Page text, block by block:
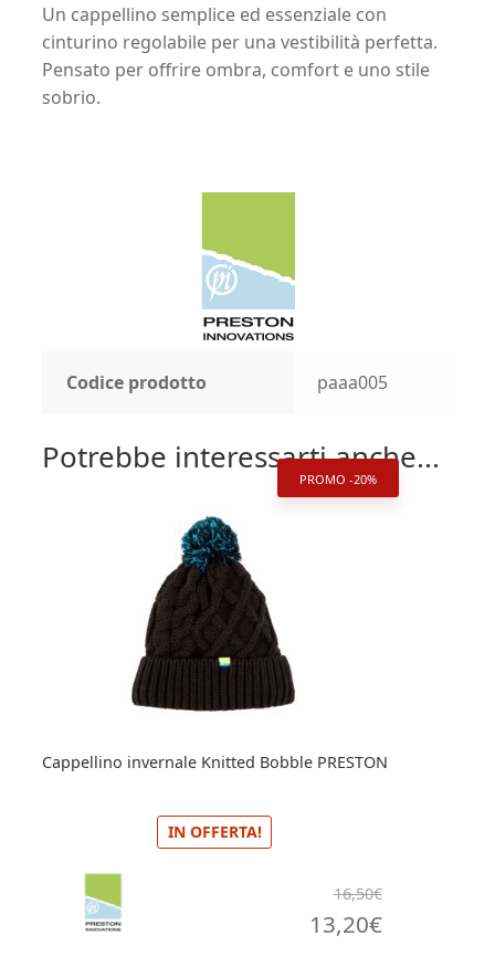
Un cappellino semplice ed essenziale con
cinturino regolabile per una vestibilità perfetta.
Pensato per offrire ombra, comfort e uno stile
sobrio.
Codice prodotto paaa005
Potrebbe interessarti anche...
PROMO -20%
Cappellino invernale Knitted Bobble PRESTON
IN OFFERTA!
16,50€
13,20€Il